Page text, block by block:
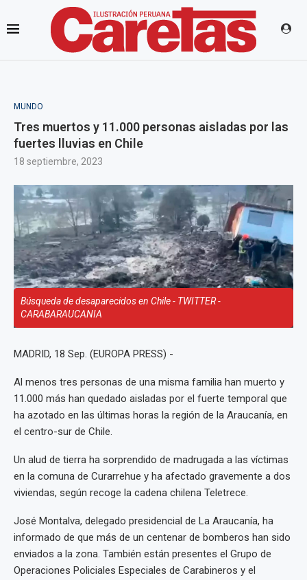
MUNDO
Tres muertos y 11.000 personas aisladas por las
fuertes lluvias en Chile
18 septiembre, 2023
Búsqueda de desaparecidos en Chile - TWITTER -
CARABARAUCANIA
MADRID, 18 Sep. (EUROPA PRESS) -
Al menos tres personas de una misma familia han muerto y
11.000 más han quedado aisladas por el fuerte temporal que
ha azotado en las últimas horas la región de la Araucanía, en
el centro-sur de Chile.
Un alud de tierra ha sorprendido de madrugada a las víctimas
en la comuna de Curarrehue y ha afectado gravemente a dos
viviendas, según recoge la cadena chilena Teletrece.
José Montalva, delegado presidencial de La Araucanía, ha
informado de que más de un centenar de bomberos han sido
enviados a la zona. También están presentes el Grupo de
Operaciones Policiales Especiales de Carabineros y el